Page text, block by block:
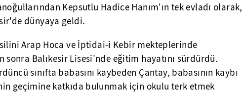
Kepsutlu Hadice Hanım'ın tek evladı olarak,
dünyaya geldi.
Arap Hoca ve İptidai-i Kebir mekteplerinde
sonra Balıkesir Lisesi'nde eğitim hayatını sürdürdü.
sınıfta babasını kaybeden Çantay, babasının kaybı
geçimine katkıda bulunmak için okulu terk etmek